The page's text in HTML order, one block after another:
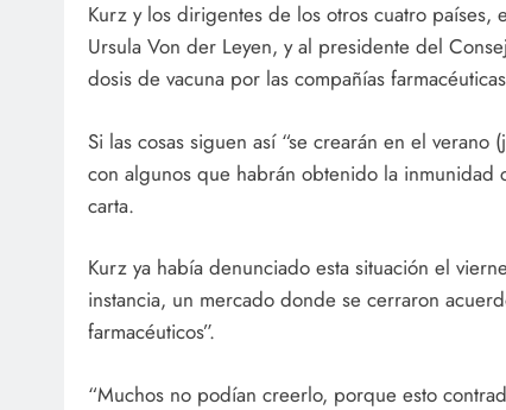
Kurz y los dirigentes de los otros cuatro países,
Ursula Von der Leyen, y al presidente del
dosis de vacuna por las compañías
Si las cosas siguen así “se crearán en el
con algunos que habrán obtenido la inmunidad
carta.
Kurz ya había denunciado esta situación el
instancia, un mercado donde se cerraron
farmacéuticos”.
“Muchos no podían creerlo, porque esto